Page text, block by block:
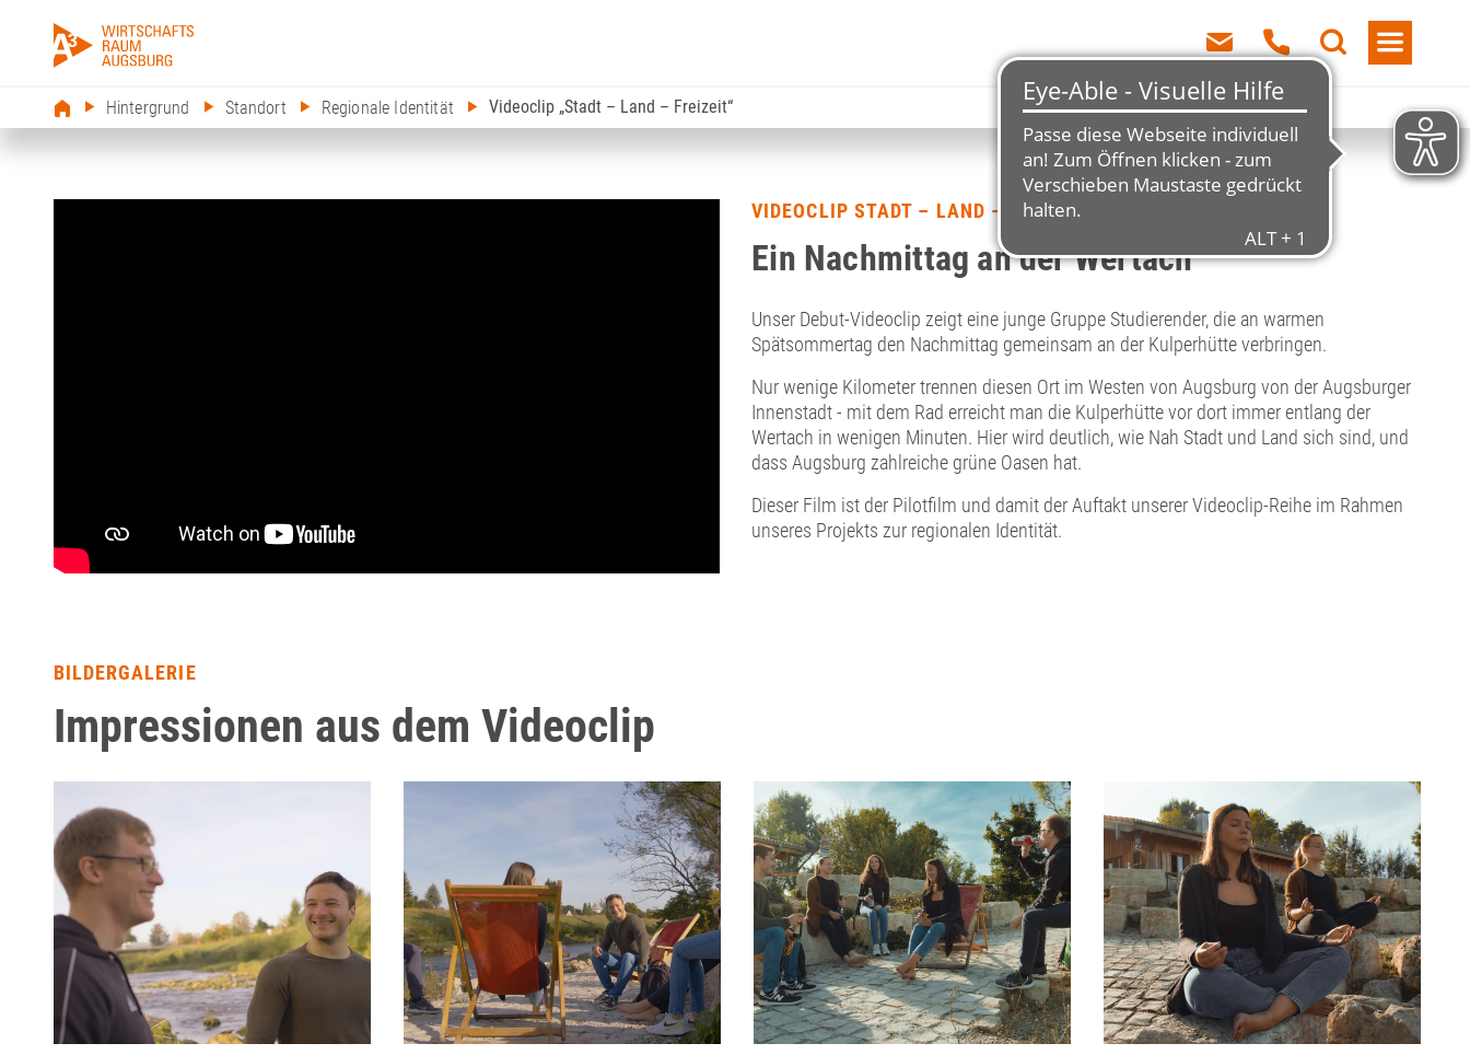
Hintergrund Standort Regionale Identität Videoclip „Stadt – Land – Freizeit“
VIDEOCLIP STADT – LAND – FREIZEIT
Ein Nachmittag an der Wertach
Unser Debut-Videoclip zeigt eine junge Gruppe Studierender, die an warmen
Spätsommertag den Nachmittag gemeinsam an der Kulperhütte verbringen.
Nur wenige Kilometer trennen diesen Ort im Westen von Augsburg von der Augsburger
Innenstadt - mit dem Rad erreicht man die Kulperhütte vor dort immer entlang der
Wertach in wenigen Minuten. Hier wird deutlich, wie Nah Stadt und Land sich sind, und
dass Augsburg zahlreiche grüne Oasen hat.
Dieser Film ist der Pilotfilm und damit der Auftakt unserer Videoclip-Reihe im Rahmen
unseres Projekts zur regionalen Identität.
BILDERGALERIE
Impressionen aus dem Videoclip